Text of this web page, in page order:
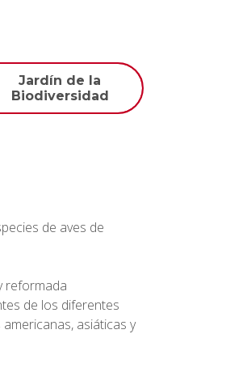
Jardín de la
Biodiversidad
de aves de
reformada
de los diferentes
asiáticas y